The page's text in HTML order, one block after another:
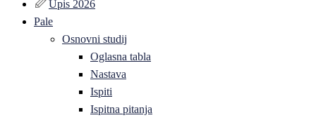
Upis 2026
Pale
Osnovni studij
Oglasna tabla
Nastava
Ispiti
Ispitna pitanja